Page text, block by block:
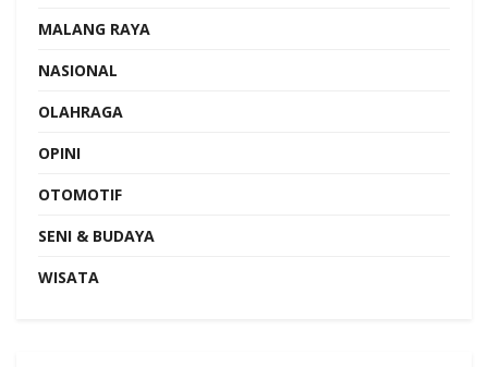
MALANG RAYA
NASIONAL
OLAHRAGA
OPINI
OTOMOTIF
SENI & BUDAYA
WISATA